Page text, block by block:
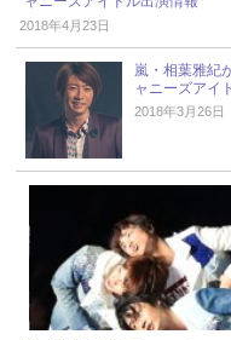
2018年4月23日
嵐・相葉雅紀
ャニーズアイ
2018年3月26日